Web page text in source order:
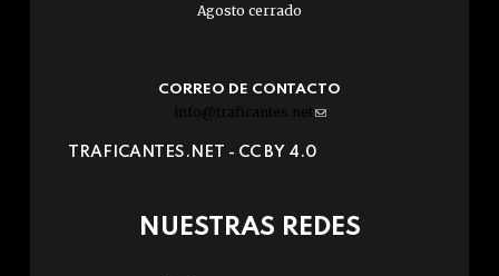
Agosto cerrado
CORREO DE CONTACTO
info@traficantes.net (link
e-
TRAFICANTES.NET - CC BY 4.0
NUESTRAS REDES